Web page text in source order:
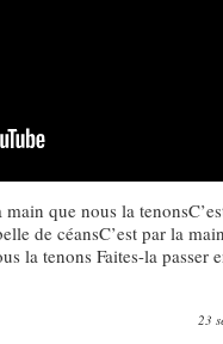
que nous la
de céansC’est par la
la tenons Faites-la passer
23